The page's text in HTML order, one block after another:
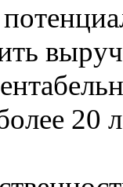
20